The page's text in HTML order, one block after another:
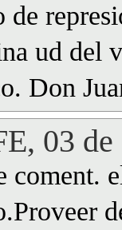
ud del
Don
03
coment.